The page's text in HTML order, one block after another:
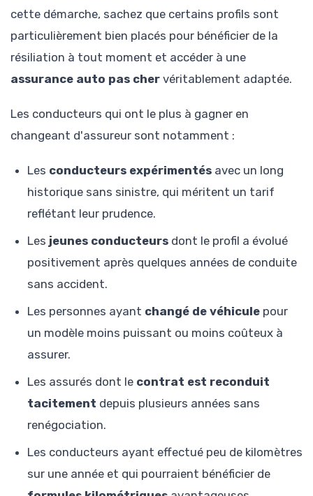
cette démarche, sachez que certains profils sont
particulièrement bien placés pour bénéficier de la
résiliation à tout moment et accéder à une
assurance auto pas cher véritablement adaptée.
Les conducteurs qui ont le plus à gagner en
changeant d'assureur sont notamment :
Les conducteurs expérimentés avec un long
historique sans sinistre, qui méritent un tarif
reflétant leur prudence.
Les jeunes conducteurs dont le profil a évolué
positivement après quelques années de conduite
sans accident.
Les personnes ayant changé de véhicule pour
un modèle moins puissant ou moins coûteux à
assurer.
Les assurés dont le contrat est reconduit
tacitement depuis plusieurs années sans
renégociation.
Les conducteurs ayant effectué peu de kilomètres
sur une année et qui pourraient bénéficier de